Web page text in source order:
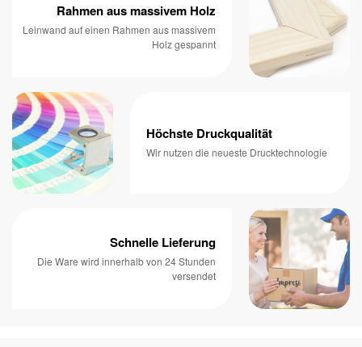
Rahmen aus massivem Holz
Leinwand auf einen Rahmen aus massivem
Holz gespannt
Höchste Druckqualität
Wir nutzen die neueste Drucktechnologie
Schnelle Lieferung
Die Ware wird innerhalb von 24 Stunden
versendet